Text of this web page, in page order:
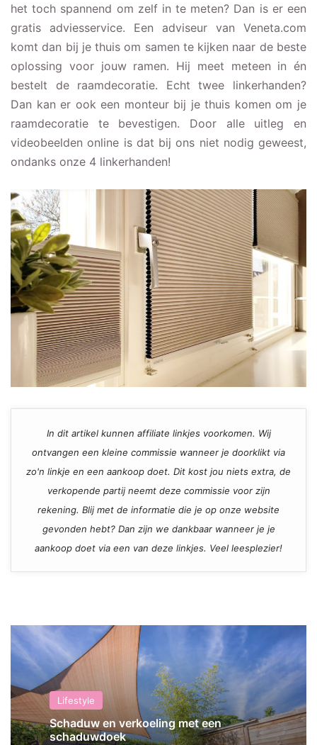
het toch spannend om zelf in te meten? Dan is er een
gratis adviesservice. Een adviseur van Veneta.com
komt dan bij je thuis om samen te kijken naar de beste
oplossing voor jouw ramen. Hij meet meteen in én
bestelt de raamdecoratie. Echt twee linkerhanden?
Dan kan er ook een monteur bij je thuis komen om je
raamdecoratie te bevestigen. Door alle uitleg en
videobeelden online is dat bij ons niet nodig geweest,
ondanks onze 4 linkerhanden!
In dit artikel kunnen affiliate linkjes voorkomen. Wij
ontvangen een kleine commissie wanneer je doorklikt via
zo'n linkje en een aankoop doet. Dit kost jou niets extra, de
verkopende partij neemt deze commissie voor zijn
rekening. Blij met de informatie die je op onze website
gevonden hebt? Dan zijn we dankbaar wanneer je je
aankoop doet via een van deze linkjes. Veel leesplezier!
Lifestyle
Schaduw en verkoeling met een
schaduwdoek